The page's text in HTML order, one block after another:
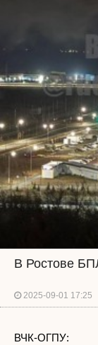
В Ростове
2025-09-01 17:25
ВЧК-ОГПУ: